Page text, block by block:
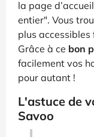
la page
entier". Vous
plus accessibles
Grâce à ce bon
facilement vos
pour autant !
L'astuce de
Savoo